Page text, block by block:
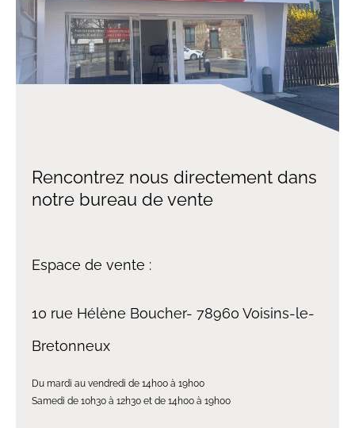
Rencontrez nous directement dans
notre bureau de vente
Espace de vente :
10 rue Hélène Boucher- 78960 Voisins-le-
Bretonneux
Du mardi au vendredi de 14h00 à 19h00
Samedi de 10h30 à 12h30 et de 14h00 à 19h00